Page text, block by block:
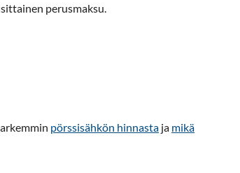
perusmaksu.
pörssisähkön hinnasta ja mikä